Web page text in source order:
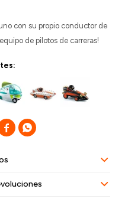
con su propio conductor de
de pilotos de carreras!
 